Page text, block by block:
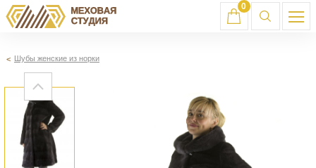
0
Шубы женские из норки